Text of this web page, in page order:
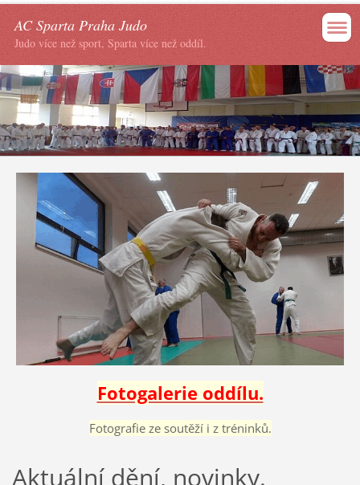
AC Sparta Praha Judo
Judo více než sport, Sparta více než oddíl.
Fotogalerie oddílu.
Fotografie ze soutěží i z tréninků.
Aktuální dění, novinky.